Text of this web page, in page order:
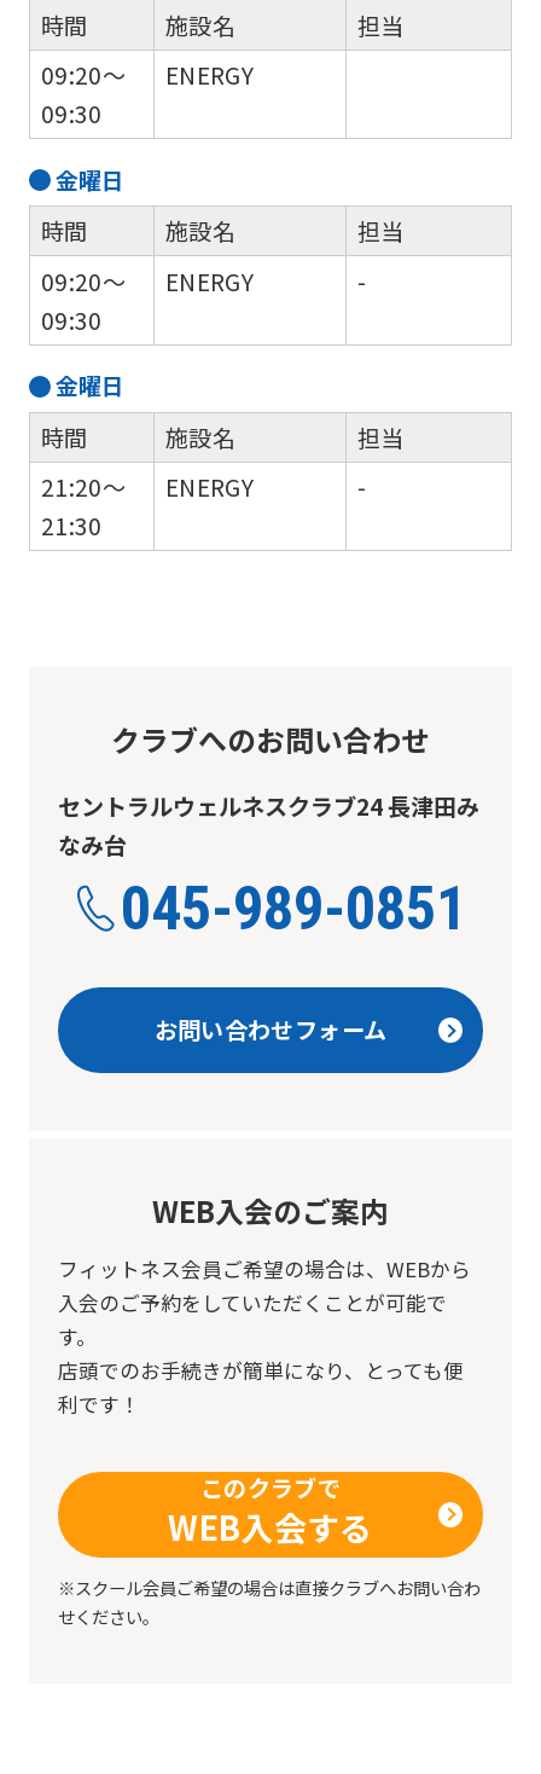
時間
09:20～
09:30
施設名
ENERGY
担当
金曜日
時間
09:20～
09:30
施設名
ENERGY
担当
-
金曜日
時間
21:20～
21:30
施設名
ENERGY
担当
-
クラブへのお問い合わせ
セントラルウェルネスクラブ24 長津田み
なみ台
045-989-0851
お問い合わせフォーム
WEB入会のご案内
フィットネス会員ご希望の場合は、 WEBから
入会のご予約をしていただくことが可能で
す。
店頭でのお手続きが簡単になり、とっても便
利です！
このクラブで
WEB入会する
※スクール会員ご希望の場合は直接クラブへお問い合わ
せください。
if
translation
Japanese
this
will
it
not
an
accurate
translation
the
content.
We
ask
fully
understand
this
before